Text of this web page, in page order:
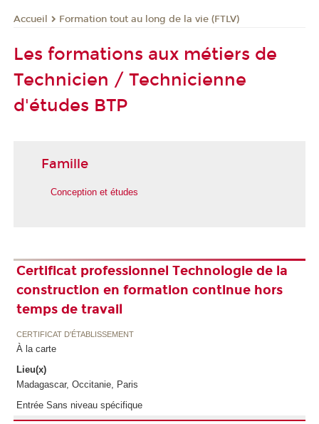
Accueil Formation tout au long de la vie (FTLV)
Les formations aux métiers de
Technicien / Technicienne
d'études BTP
Famille
Conception et études
Certificat professionnel Technologie de la
construction en formation continue hors
temps de travail
CERTIFICAT D'ÉTABLISSEMENT
À la carte
Lieu(x)
Madagascar, Occitanie, Paris
Entrée Sans niveau spécifique